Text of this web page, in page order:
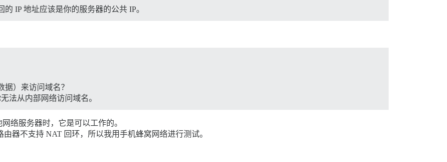
IP 地址应该是你的服务器的公共 IP。
）来访问域名？
法从内部网络访问域名。
络服务器时，它是可以工作的。
器不支持 NAT 回环，所以我用手机蜂窝网络进行测试。